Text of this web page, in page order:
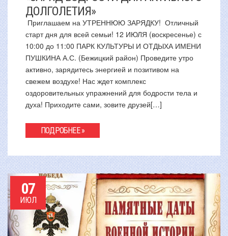
ДОЛГОЛЕТИЯ»
Приглашаем на УТРЕННЮЮ ЗАРЯДКУ! Отличный
старт дня для всей семьи! 12 ИЮЛЯ (воскресенье) с
10:00 до 11:00 ПАРК КУЛЬТУРЫ И ОТДЫХА ИМЕНИ
ПУШКИНА А.С. (Бежицкий район) Проведите утро
активно, зарядитесь энергией и позитивом на
свежем воздухе! Нас ждет комплекс
оздоровительных упражнений для бодрости тела и
духа! Приходите сами, зовите друзей[…]
ПОДРОБНЕЕ »
07
ИЮЛ